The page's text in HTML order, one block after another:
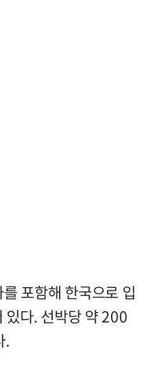
포함해 한국으로 입
있다. 선박당 약 200
.